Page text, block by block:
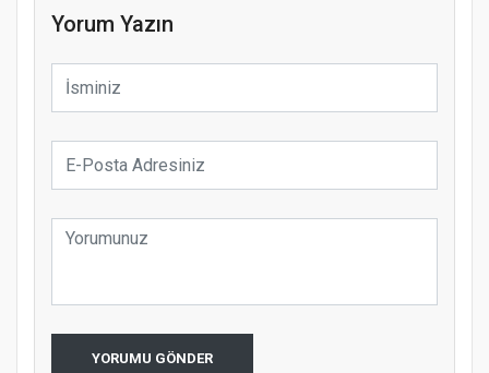
Yorum Yazın
YORUMU GÖNDER